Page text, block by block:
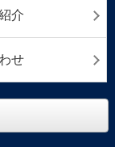
介
せ